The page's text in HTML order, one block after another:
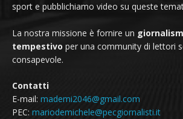
sport e pubblichiamo video su queste
La nostra missione è fornire un
tempestivo per una community di lettori
consapevole.
Contatti
E-mail: mademi2046@gmail.com
PEC: mariodemichele@pecgiornalisti.it